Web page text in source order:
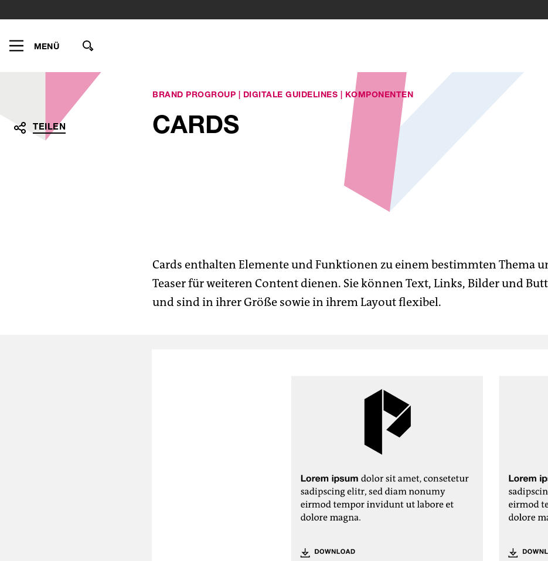
MENÜ
TEILEN
BRAND PROGROUP | DIGITALE GUIDELINES | KOMPONENTEN
CARDS
Cards enthalten Elemente und Funktionen zu einem bestimmten Thema
Teaser für weiteren Content dienen. Sie können Text, Links, Bilder und
und sind in ihrer Größe sowie in ihrem Layout flexibel.